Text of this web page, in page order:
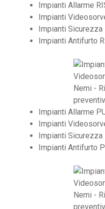
Impianti Allarme
Impianti
Impianti Sicurezza
Impianti Antifurto
Impianti Allarme
Impianti
Impianti Sicurezza
Impianti Antifurto